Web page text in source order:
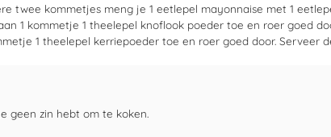
twee kommetjes meng je 1 eetlepel mayonnaise met 1
1 kommetje 1 theelepel knoflook poeder toe en roer goed
1 theelepel kerriepoeder toe en roer goed door. Serveer
geen zin hebt om te koken.